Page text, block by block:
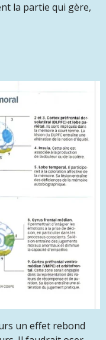
la partie qui gère,
un effet rebond